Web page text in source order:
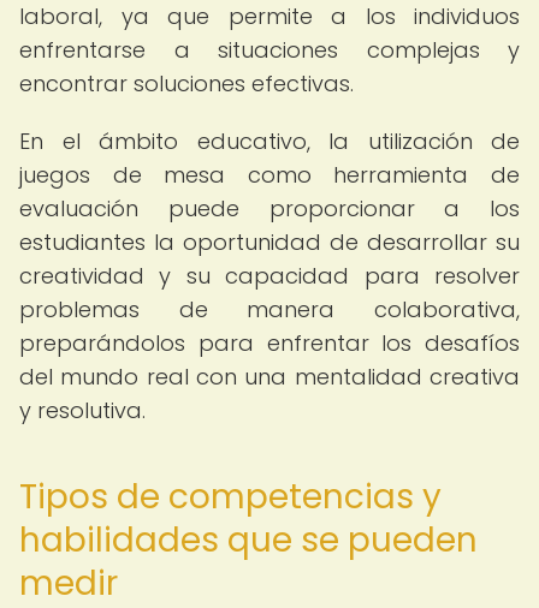
laboral, ya que permite a los individuos
enfrentarse a situaciones complejas y
encontrar soluciones efectivas.
En el ámbito educativo, la utilización de
juegos de mesa como herramienta de
evaluación puede proporcionar a los
estudiantes la oportunidad de desarrollar su
creatividad y su capacidad para resolver
problemas de manera colaborativa,
preparándolos para enfrentar los desafíos
del mundo real con una mentalidad creativa
y resolutiva.
Tipos de competencias y
habilidades que se pueden
medir